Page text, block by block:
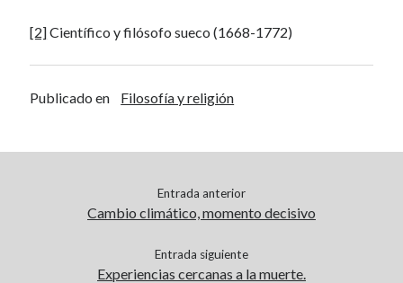
[2]Científico y filósofo sueco (1668-1772)
Publicado en Filosofía y religión
Entrada anterior
Cambio climático, momento decisivo
Entrada siguiente
Experiencias cercanas a la muerte.